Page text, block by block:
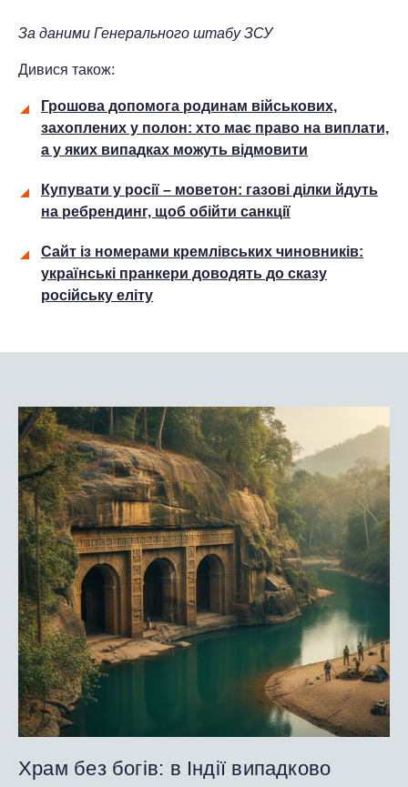
За даними Генерального штабу ЗСУ
Дивися також:
Грошова допомога родинам військових,
захоплених у полон: хто має право на виплати,
а у яких випадках можуть відмовити
Купувати у росії – моветон: газові ділки йдуть
на ребрендинг, щоб обійти санкції
Сайт із номерами кремлівських чиновників:
українські пранкери доводять до сказу
російську еліту
Храм без богів: в Індії випадково